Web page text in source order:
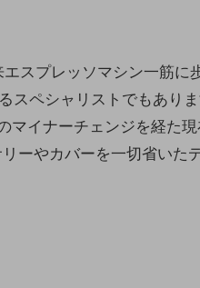
スプレッソマシン一筋に
スペシャリストでもあり
マイナーチェンジを経た
ーやカバーを一切省いた